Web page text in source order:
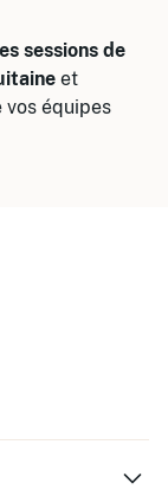
sessions de
et
équipes